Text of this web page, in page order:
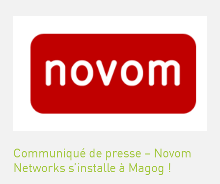
Communiqué de presse – Novom
Networks s’installe à Magog !